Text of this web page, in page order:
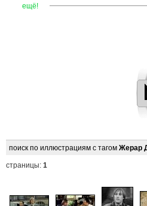
ещё! ——————————
поиск по иллюстрациям с тагом Жерар
страницы: 1